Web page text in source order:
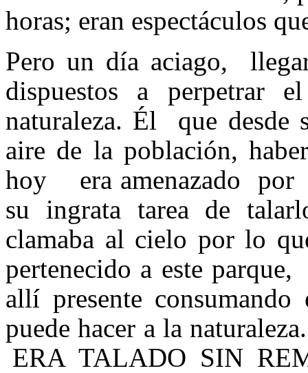
horas; eran espectáculos
Pero un día aciago,
dispuestos a perpetrar
naturaleza. Él que
aire de la población,
hoy era amenazado por
su ingrata tarea de
clamaba al cielo por lo
pertenecido a este
allí presente
puede hacer a la
ERA TALADO SIN